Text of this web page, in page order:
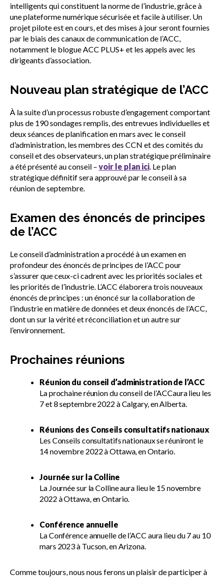
intelligents qui constituent la norme de l’industrie, grâce à
une plateforme numérique sécurisée et facile à utiliser. Un
projet pilote est en cours, et des mises à jour seront fournies
par le biais des canaux de communication de l’ACC,
notamment le blogue ACC PLUS+ et les appels avec les
dirigeants d’association.
Nouveau plan stratégique de l’ACC
À la suite d’un processus robuste d’engagement comportant
plus de 190 sondages remplis, des entrevues individuelles et
deux séances de planification en mars avec le conseil
d’administration, les membres des CCN et des comités du
conseil et des observateurs, un plan stratégique préliminaire
a été présenté au conseil – voir le plan ici . Le plan
stratégique définitif sera approuvé par le conseil à sa
réunion de septembre.
Examen des énoncés de principes
de l’ACC
Le conseil d’administration a procédé à un examen en
profondeur des énoncés de principes de l’ACC pour
s’assurer que ceux-ci cadrent avec les priorités sociales et
les priorités de l’industrie. L’ACC élaborera trois nouveaux
énoncés de principes : un énoncé sur la collaboration de
l’industrie en matière de données et deux énoncés de l’ACC,
dont un sur la vérité et réconciliation et un autre sur
l’environnement.
Prochaines réunions
Réunion du conseil d’administration de l’ACC
La prochaine réunion du conseil de l’ACCaura lieu les
7 et 8 septembre 2022 à Calgary, en Alberta.
Réunions des Conseils consultatifs nationaux
Les Conseils consultatifs nationaux se réuniront le
14 novembre 2022 à Ottawa, en Ontario.
Journée sur la Colline
La Journée sur la Colline aura lieu le 15 novembre
2022 à Ottawa, en Ontario.
Conférence annuelle
La Conférence annuelle de l’ACC aura lieu du 7 au 10
mars 2023 à Tucson, en Arizona.
Comme toujours, nous nous ferons un plaisir de participer à